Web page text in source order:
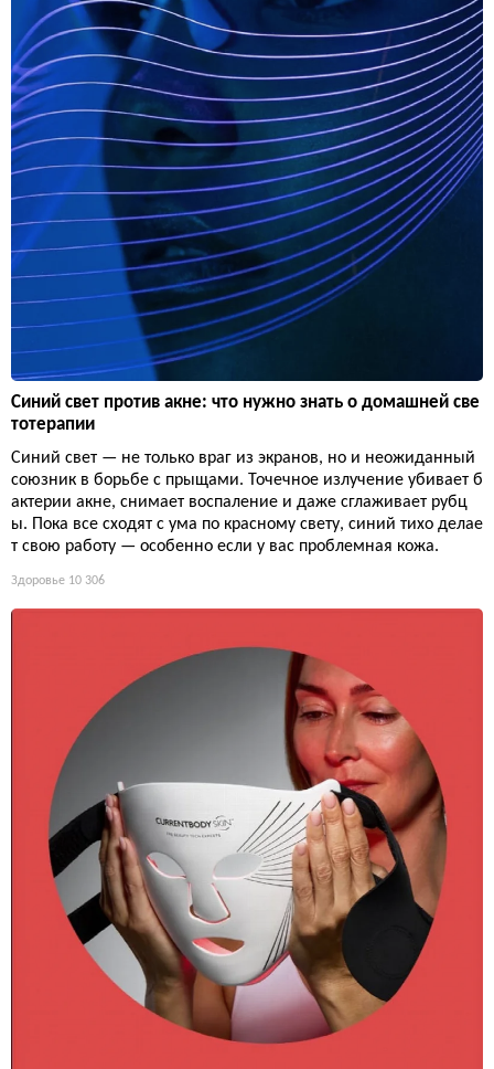
Синий свет против акне: что нужно знать о домашней све
тотерапии
Синий свет — не только враг из экранов, но и неожиданный
союзник в борьбе с прыщами. Точечное излучение убивает б
актерии акне, снимает воспаление и даже сглаживает рубц
ы. Пока все сходят с ума по красному свету, синий тихо делае
т свою работу — особенно если у вас проблемная кожа.
Здоровье 10 306